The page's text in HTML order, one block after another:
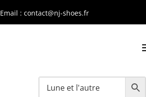
Email : contact@nj-shoes.fr